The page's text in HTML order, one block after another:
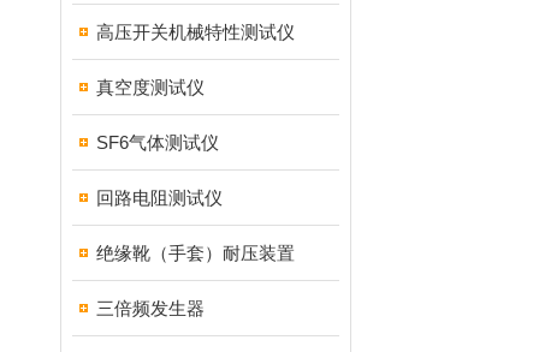
高压开关机械特性测试仪
真空度测试仪
SF6气体测试仪
回路电阻测试仪
绝缘靴（手套）耐压装置
三倍频发生器